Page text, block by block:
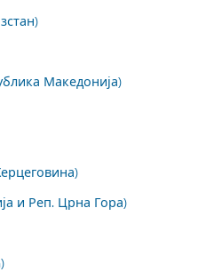
Македонија)
и Реп. Црна Гора)